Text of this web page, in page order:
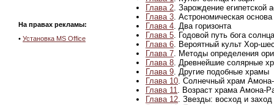
На правах рекламы:
• Установка MS Office
Глава 2 . Зарождение египетской
Глава 3 . Астрономическая
Глава 4 . Два горизонта
Глава 5 . Годовой путь бога солнца
Глава 6 . Вероятный культ Хор-
Глава 7 . Методы определения
Глава 8 . Древнейшие солярные
Глава 9 . Другие подобные храмы
Глава 10 . Солнечный храм
Глава 11
. Возраст храма Амона-
Глава 12 . Звезды: восход и заход